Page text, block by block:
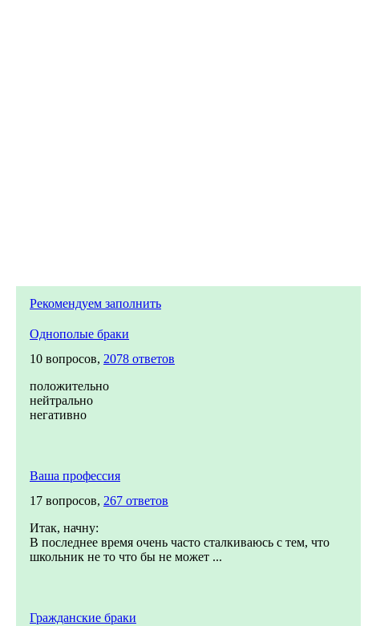
Рекомендуем заполнить
Однополые браки
10 вопросов, 2078 ответов
положительно
нейтрально
негативно
Ваша профессия
17 вопросов, 267 ответов
Итак, начну:
В последнее время очень часто сталкиваюсь с тем, что
школьник не то что бы не может ...
Гражданские браки